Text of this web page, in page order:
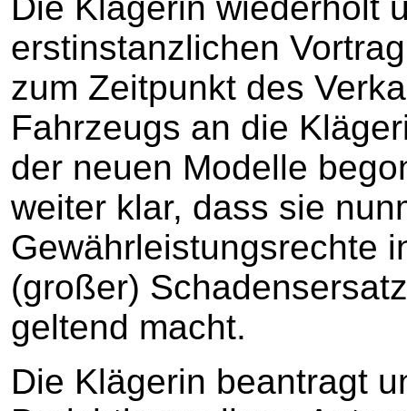
erstinstanzlichen
zum Zeitpunkt des
Fahrzeugs an die
der neuen Modelle
weiter klar, dass sie
Gewährleistungsrechte
(großer)
geltend macht.
Die Klägerin beantragt